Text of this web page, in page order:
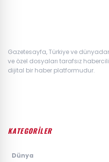
Gazetesayfa, Türkiye ve
ve özel dosyaları tarafsız
dijital bir haber platformudur.
KATEGORİLER
Dünya